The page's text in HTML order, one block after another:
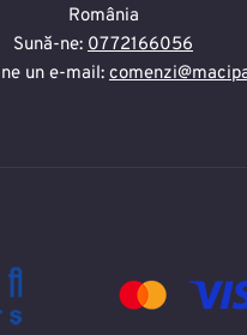
România
Sună-ne: 0772166056
un e-mail: